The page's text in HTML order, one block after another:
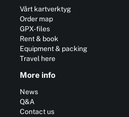
Vårt kartverktyg
Order map
GPX-files
Rent & book
Equipment & packing
Travel here
More info
News
Q&A
Contact us